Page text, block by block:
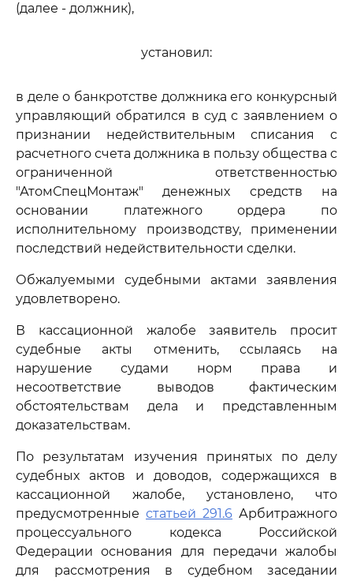
(далее - должник),
установил:
в деле о банкротстве должника его конкурсный
управляющий обратился в суд с заявлением о
признании недействительным списания с
расчетного счета должника в пользу общества с
ограниченной ответственностью
"АтомСпецМонтаж" денежных средств на
основании платежного ордера по
исполнительному производству, применении
последствий недействительности сделки.
Обжалуемыми судебными актами заявления
удовлетворено.
В кассационной жалобе заявитель просит
судебные акты отменить, ссылаясь на
нарушение судами норм права и
несоответствие выводов фактическим
обстоятельствам дела и представленным
доказательствам.
По результатам изучения принятых по делу
судебных актов и доводов, содержащихся в
кассационной жалобе, установлено, что
предусмотренные статьей 291.6 Арбитражного
процессуального кодекса Российской
Федерации основания для передачи жалобы
для рассмотрения в судебном заседании